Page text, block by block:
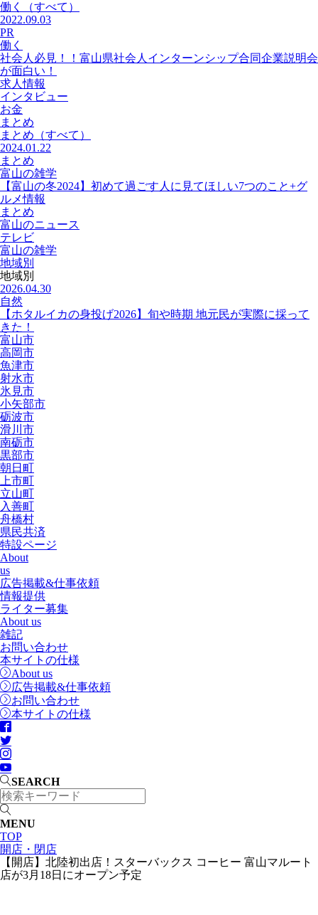
働く
（すべて）
2022.09.03
PR
働く
社会人必見！！富山県社会人インターンシップ合同企業説明会
が面白い！
求人情報
インタビュー
お金
まとめ
まとめ （すべて）
2024.01.22
まとめ
富山の雑学
【富山の冬2024】初めて過ごす人に見てほしい7つのこと+グ
ルメ情報
まとめ
富山のニュース
テレビ
富山の雑学
地域別
地域別
2026.04.30
自然
【ホタルイカの身投げ2026】旬や時期 地元民が実際に採って
きた！
富山市
高岡市
魚津市
射水市
氷見市
小矢部市
砺波市
滑川市
南砺市
黒部市
朝日町
上市町
立山町
入善町
舟橋村
県民共済
特設ページ
About
us
広告掲載&仕事依頼
情報提供
ライター募集
About us
雑記
お問い合わせ
本サイトの仕様
About us
広告掲載&仕事依頼
お問い合わせ
本サイトの仕様
SEARCH
MENU
TOP
開店・閉店
【開店】北陸初出店！スターバックス コーヒー 富山マルート
店が3月18日にオープン予定